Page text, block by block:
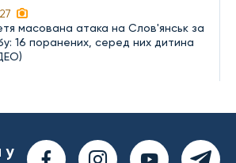
масована атака на Слов'янськ за
16 поранених, серед них дитина
у